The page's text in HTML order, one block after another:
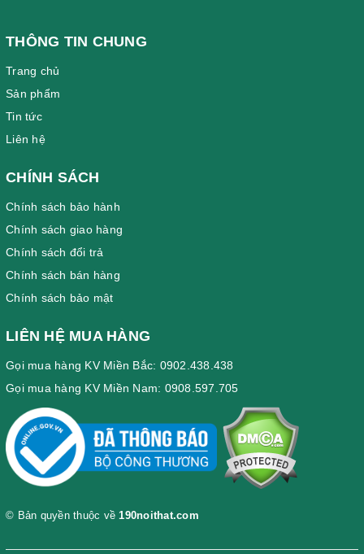
THÔNG TIN CHUNG
Trang chủ
Sản phẩm
Tin tức
Liên hệ
CHÍNH SÁCH
Chính sách bảo hành
Chính sách giao hàng
Chính sách đổi trả
Chính sách bán hàng
Chính sách bảo mật
LIÊN HỆ MUA HÀNG
Gọi mua hàng KV Miền Bắc: 0902.438.438
Gọi mua hàng KV Miền Nam: 0908.597.705
© Bản quyền thuộc về 190noithat.com